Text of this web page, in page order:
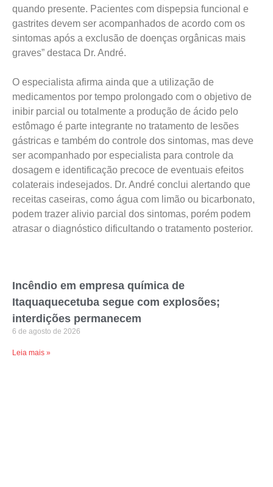
quando presente. Pacientes com dispepsia funcional e
gastrites devem ser acompanhados de acordo com os
sintomas após a exclusão de doenças orgânicas mais
graves” destaca Dr. André.
O especialista afirma ainda que a utilização de
medicamentos por tempo prolongado com o objetivo de
inibir parcial ou totalmente a produção de ácido pelo
estômago é parte integrante no tratamento de lesões
gástricas e também do controle dos sintomas, mas deve
ser acompanhado por especialista para controle da
dosagem e identificação precoce de eventuais efeitos
colaterais indesejados. Dr. André conclui alertando que
receitas caseiras, como água com limão ou bicarbonato,
podem trazer alivio parcial dos sintomas, porém podem
atrasar o diagnóstico dificultando o tratamento posterior.
Incêndio em empresa química de
Itaquaquecetuba segue com explosões;
interdições permanecem
6 de agosto de 2026
Leia mais »